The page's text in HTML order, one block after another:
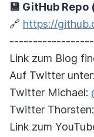
💾 GitHub
🔗 https://
Link zum Blog
Auf Twitter unter:
Twitter Michael:
Twitter Thorsten:
Link zum